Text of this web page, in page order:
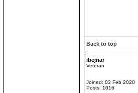
Back to top
ibejnar
Veteran
Joined: 03 Feb 2020
Posts: 1016